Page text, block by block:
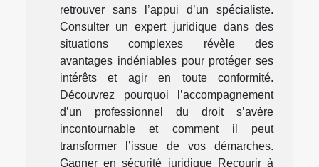
retrouver sans l’appui d’un spécialiste.
Consulter un expert juridique dans des
situations complexes révèle des
avantages indéniables pour protéger ses
intérêts et agir en toute conformité.
Découvrez pourquoi l’accompagnement
d’un professionnel du droit s’avère
incontournable et comment il peut
transformer l’issue de vos démarches.
Gagner en sécurité juridique Recourir à